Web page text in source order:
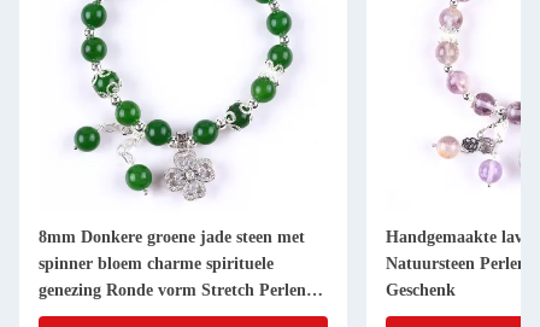
8mm Donkere groene jade steen met
spinner bloem charme spirituele
genezing Ronde vorm Stretch Perlen
Armband
Handgemaakte
Natuursteen Perlen
Geschenk